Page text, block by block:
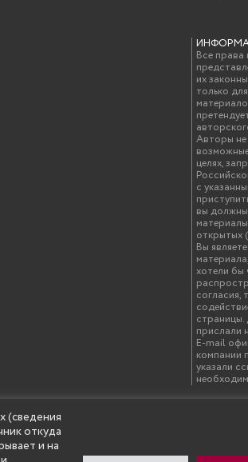
Все права
их
только
Авторы не
целях,
с
вы должны
открытых
Вы
хотели
согласия,
прислали
E-mail
компании
указали
государственный инженерно-
(сведения
откуда
и на